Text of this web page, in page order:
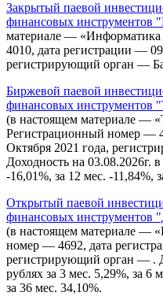
Закрытый паевой
финансовых инструментов
материале —
4010, дата регистрации —
регистрирующий орган —
Биржевой паевой
финансовых инструментов
(в настоящем материале —
Регистрационный номер —
Октября 2021 года,
Доходность на 03.08.2026г.
-16,01%, за 12 мес. -11,84%,
Открытый паевой
финансовых инструментов
(в настоящем материале —
номер — 4692, дата
регистрирующий орган — .
рублях за 3 мес. 5,29%, за 6
за 36 мес. 34,10%.